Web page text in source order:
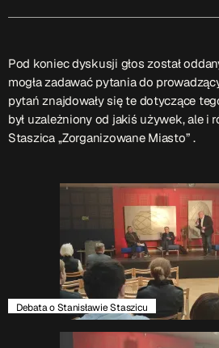
Serwis Informacyjny
10:00 - 10:05
TOP CHART
Pod koniec dyskusji głos został
mogła zadawać pytania do
pytań znajdowały się te dotyczące
był uzależniony od jakiś używek, ale i
Staszica ,,Zorganizowane Miasto” .
Debata o Stanisławie Staszicu